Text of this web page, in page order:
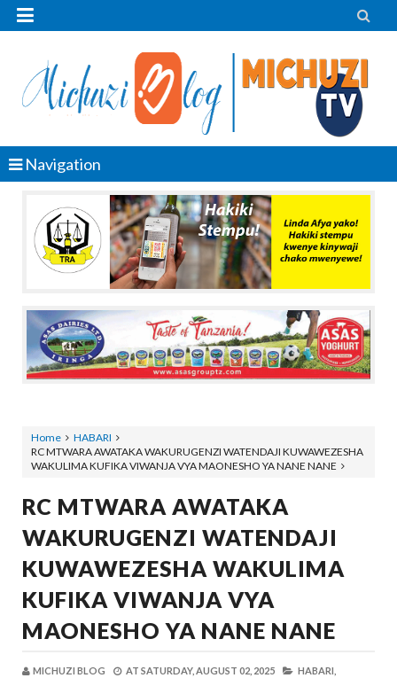
 
Navigation
Home
HABARI
RC MTWARA AWATAKA WAKURUGENZI WATENDAJI KUWAWEZESHA
WAKULIMA KUFIKA VIWANJA VYA MAONESHO YA NANE NANE
RC MTWARA AWATAKA
WAKURUGENZI WATENDAJI
KUWAWEZESHA WAKULIMA
KUFIKA VIWANJA VYA
MAONESHO YA NANE NANE
MICHUZI BLOG AT SATURDAY, AUGUST 02, 2025 HABARI,